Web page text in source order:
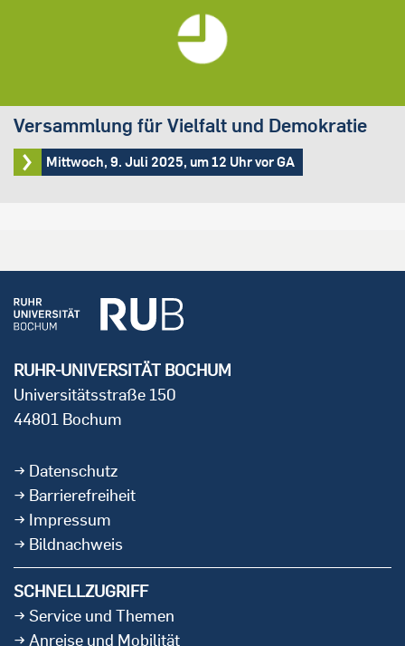
Versammlung für Vielfalt und Demokratie
Mittwoch, 9. Juli 2025, um 12 Uhr vor GA
RUHR-UNIVERSITÄT BOCHUM
Universitätsstraße 150
44801 Bochum
Datenschutz
Barrierefreiheit
Impressum
Bildnachweis
SCHNELLZUGRIFF
Service und Themen
Anreise und Mobilität